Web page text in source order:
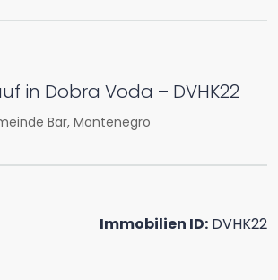
in Dobra Voda – DVHK22
Bar, Montenegro
Immobilien ID: DVHK22